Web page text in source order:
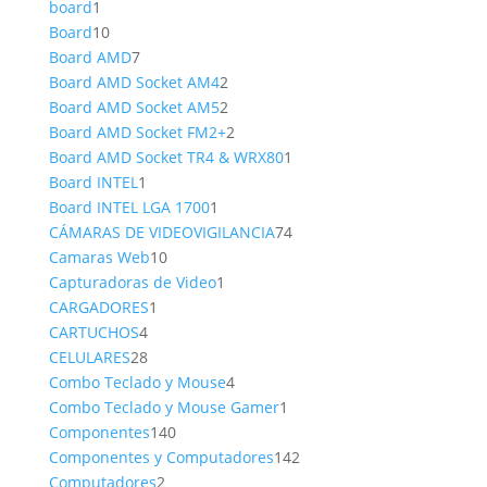
board1
producto
Board1010
productos
Board AMD77
productos
Board AMD Socket AM422
productos
Board AMD Socket AM522
productos
Board AMD Socket FM2+22
productos
Board AMD Socket TR4 & WRX801
Board INTEL1
producto
Board INTEL LGA 17001
producto
CÁMARAS DE VIDEOVIGILANCIA7474
Camaras Web1010
productos
Capturadoras de Video1
CARGADORES1
CARTUCHOS44
productos
CELULARES2828
productos
Combo Teclado y Mouse44
productos
Combo Teclado y Mouse Gamer1
Componentes140140
productos
Componentes y Computadores142142
Computadores22